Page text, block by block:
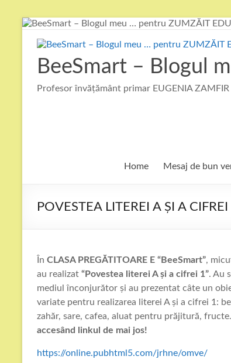
Skip
content
BeeSmart – Blogul
Profesor învățământ primar EUGENIA
Home Mesaj de bun
POVESTEA LITEREI A ȘI A CIFREI
În CLASA PREGĂTITOARE E “BeeSmart”,
au realizat “Povestea literei A și a cifrei 1”. Au
mediul înconjurător și au prezentat câte un
variate pentru realizarea literei A și a cifrei 1:
zahăr, sare, cafea, aluat pentru prăjitură,
accesând linkul de mai jos!
https://online.pubhtml5.com/jrhne/omve/